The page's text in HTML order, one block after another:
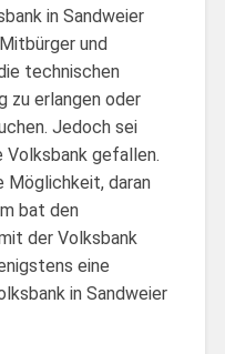
in Sandweier
und
technischen
zu erlangen oder
Jedoch sei
Volksbank gefallen.
Möglichkeit, daran
bat den
der Volksbank
eine
in Sandweier